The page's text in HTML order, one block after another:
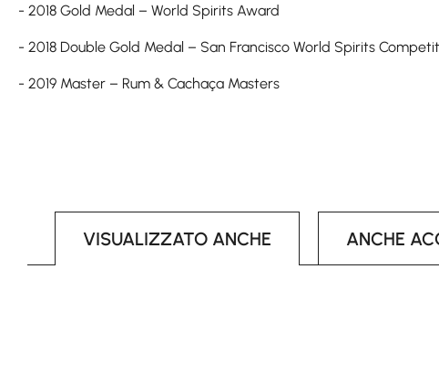
- 2018 Gold Medal – World Spirits Award
- 2018 Double Gold Medal – San Francisco World Spirits
- 2019 Master – Rum & Cachaça Masters
VISUALIZZATO ANCHE ANCHE